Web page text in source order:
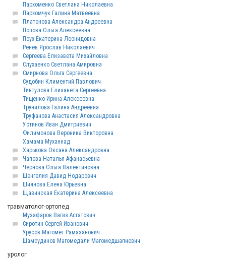
Пархоменко Светлана Николаевна
Пархомчук Галина Матвеевна
Платонова Александра Андреевна
Попова Ольга Алексеевна
Поух Екатерина Леонидовна
Ренев Ярослав Николаевич
Сергеева Елизавета Михайловна
Слухаенко Светлана Амировна
Смирнова Ольга Сергеевна
Судобин Климентий Павлович
Тивтулова Елизавета Сергеевна
Тищенко Ирина Алексеевна
Трунилова Галина Андреевна
Труфанова Анастасия Александровна
Устинов Иван Дмитриевич
Филимонова Вероника Викторовна
Хамама Муханнад
Харькова Оксана Александровна
Чапова Наталья Афанасьевна
Чернова Ольга Валентиновна
Шенгелия Давид Нодарович
Шиянова Елена Юрьевна
Щавинская Екатерина Алексеевна
травматолог-ортопед
Музафаров Вагиз Асгатович
Сиротин Сергей Иванович
Урусов Магомет Рамазанович
Шамсудинов Магомедали Магомедшапиевич
уролог